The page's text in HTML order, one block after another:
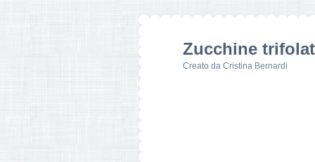
Zucchine
Creato da Cristina Bernardi